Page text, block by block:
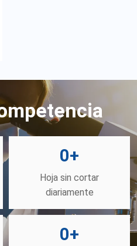
0+
Hoja sin cortar
diariamente
0+